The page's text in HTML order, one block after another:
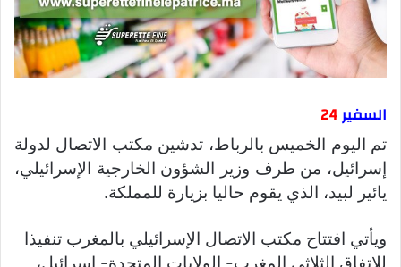
السفير24
تم اليوم الخميس بالرباط، تدشين مكتب الاتصال لدولة
إسرائيل، من طرف وزير الشؤون الخارجية الإسرائيلي،
يائير لبيد، الذي يقوم حاليا بزيارة للمملكة.
ويأتي افتتاح مكتب الاتصال الإسرائيلي بالمغرب تنفيذا
للاتفاق الثلاثي المغرب- الولايات المتحدة- إسرائيل،